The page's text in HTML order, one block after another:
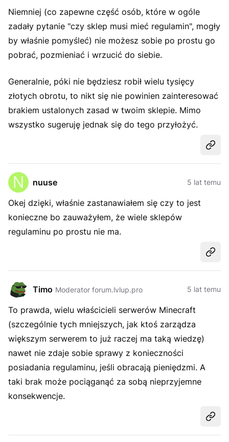
Niemniej (co zapewne część osób, które w ogóle
zadały pytanie "czy sklep musi mieć regulamin", mogły
by właśnie pomyśleć) nie możesz sobie po prostu go
pobrać, pozmieniać i wrzucić do siebie.
Generalnie, póki nie będziesz robił wielu tysięcy
złotych obrotu, to nikt się nie powinien zainteresować
brakiem ustalonych zasad w twoim sklepie. Mimo
wszystko sugeruję jednak się do tego przyłożyć.
nuuse 5 lat temu
Okej dzięki, właśnie zastanawiałem się czy to jest
konieczne bo zauważyłem, że wiele sklepów
regulaminu po prostu nie ma.
Timo Moderator forum.lvlup.pro 5 lat temu
To prawda, wielu właścicieli serwerów Minecraft
(szczególnie tych mniejszych, jak ktoś zarządza
większym serwerem to już raczej ma taką wiedzę)
nawet nie zdaje sobie sprawy z konieczności
posiadania regulaminu, jeśli obracają pieniędzmi. A
taki brak może pociąganąć za sobą nieprzyjemne
konsekwencje.